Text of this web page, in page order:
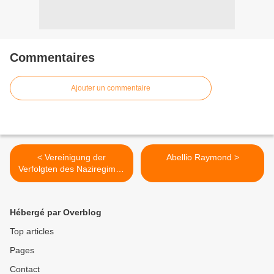
Commentaires
Ajouter un commentaire
< Vereinigung der
Verfolgten des Naziregimes
– Bund der
Abellio Raymond >
Hébergé par Overblog
Top articles
Pages
Contact